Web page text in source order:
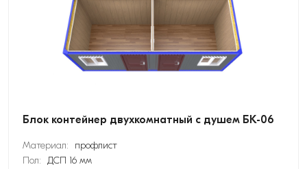
Блок контейнер двухкомнатный с душем БК-06
Материал:
профлист
Пол: ДСП 16 мм